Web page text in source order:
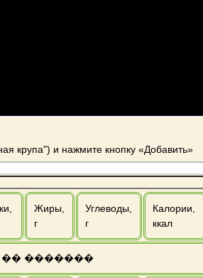
крупа") и нажмите кнопку «Добавить»
Жиры,
г
Углеводы,
г
Калории,
ккал
�������